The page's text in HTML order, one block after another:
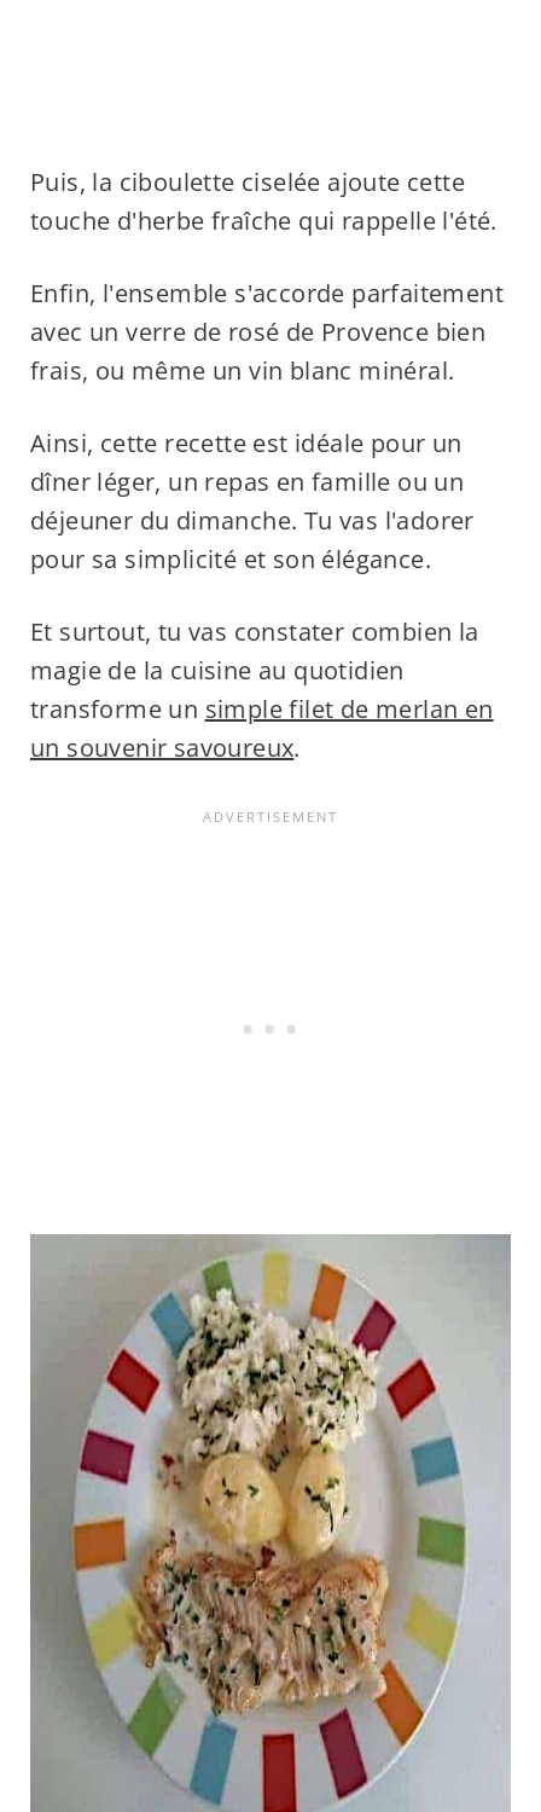
Puis, la ciboulette ciselée ajoute cette
touche d'herbe fraîche qui rappelle l'été.
Enfin, l'ensemble s'accorde parfaitement
avec un verre de rosé de Provence bien
frais, ou même un vin blanc minéral.
Ainsi, cette recette est idéale pour un
dîner léger, un repas en famille ou un
déjeuner du dimanche. Tu vas l'adorer
pour sa simplicité et son élégance.
Et surtout, tu vas constater combien la
magie de la cuisine au quotidien
transforme un simple filet de merlan en
un souvenir savoureux.